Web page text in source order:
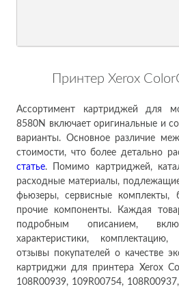
Принтер Xerox
Ассортимент картриджей для
8580N включает оригинальные и
варианты. Основное различие
стоимости, что более детально
статье. Помимо картриджей,
расходные материалы,
фьюзеры, сервисные комплекты,
прочие компоненты. Каждая
подробным описанием,
характеристики,
отзывы покупателей о качестве
картриджи для принтера Xerox
108R00939, 109R00754,